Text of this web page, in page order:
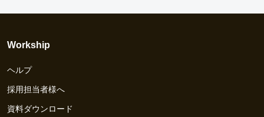
Workship
ヘルプ
採用担当者様へ
資料ダウンロード